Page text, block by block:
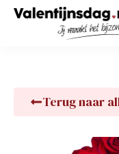
Terug naar